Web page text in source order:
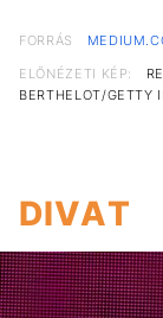
FORRÁS
ELŐNÉZETI KÉP:
BERTHELOT/GETTY
DIVAT